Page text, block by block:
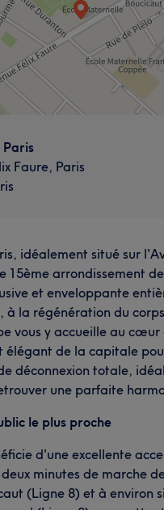
Paris
Faure, Paris
idéalement situé sur
15ème arrondissement
et enveloppante
à la régénération du
vous y accueille au
élégant de la capitale
déconnexion totale,
une parfaite
le plus proche
d'une excellente
minutes de marche
(Ligne 8) et à environ